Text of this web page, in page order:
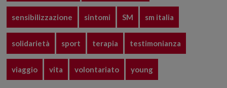
sensibilizzazione sintomi SM sm italia
solidarietà sport terapia testimonianza
viaggio vita volontariato young